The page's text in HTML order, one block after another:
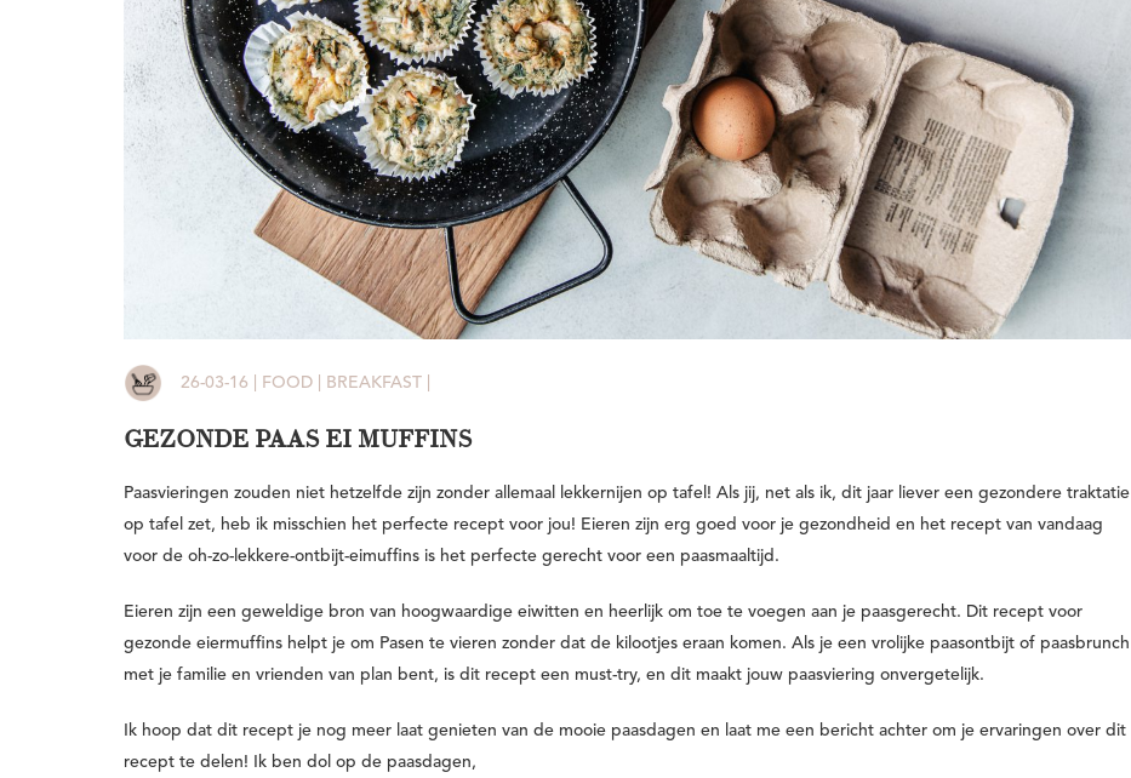
26-03-16 | FOOD | BREAKFAST |
GEZONDE PAAS EI MUFFINS
Paasvieringen zouden niet hetzelfde zijn zonder allemaal lekkernijen op tafel! Als jij, net als ik, dit jaar liever een gezondere traktatie
op tafel zet, heb ik misschien het perfecte recept voor jou! Eieren zijn erg goed voor je gezondheid en het recept van vandaag
voor de oh-zo-lekkere-ontbijt-eimuffins is het perfecte gerecht voor een paasmaaltijd.
Eieren zijn een geweldige bron van hoogwaardige eiwitten en heerlijk om toe te voegen aan je paasgerecht. Dit recept voor
gezonde eiermuffins helpt je om Pasen te vieren zonder dat de kilootjes eraan komen. Als je een vrolijke paasontbijt of paasbrunch
met je familie en vrienden van plan bent, is dit recept een must-try, en dit maakt jouw paasviering onvergetelijk.
Ik hoop dat dit recept je nog meer laat genieten van de mooie paasdagen en laat me een bericht achter om je ervaringen over dit
recept te delen! Ik ben dol op de paasdagen,